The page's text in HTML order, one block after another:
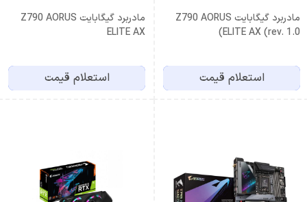
مادربرد گیگابایت Z790 AORUS
ELITE AX (rev. 1.0)
استعلام قیمت
مادربرد گیگابایت Z790 AORUS
ELITE AX
استعلام قیمت